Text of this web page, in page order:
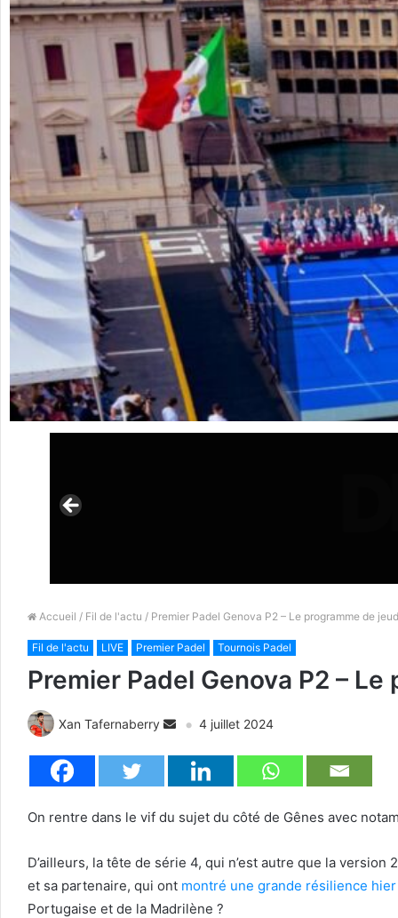
Accueil / Fil de l'actu / Premier Padel Genova P2 – Le programme de
Fil de l'actu LIVE Premier Padel Tournois Padel
Premier Padel Genova P2 –
Xan Tafernaberry 4 juillet 2024
On rentre dans le vif du sujet du côté de Gênes avec
D’ailleurs, la tête de série 4, qui n’est autre que la
et sa partenaire, qui ont montré une grande résilience
Portugaise et de la Madrilène ?